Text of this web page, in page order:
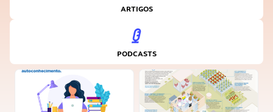
ARTIGOS
PODCASTS